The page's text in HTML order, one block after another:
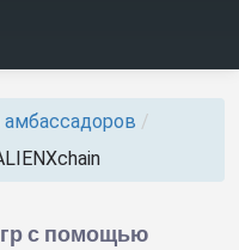
/
с помощью